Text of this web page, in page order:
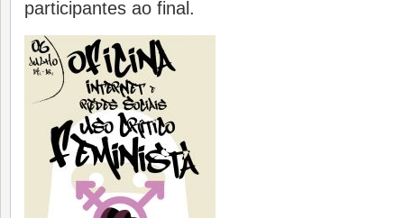
participantes ao final.